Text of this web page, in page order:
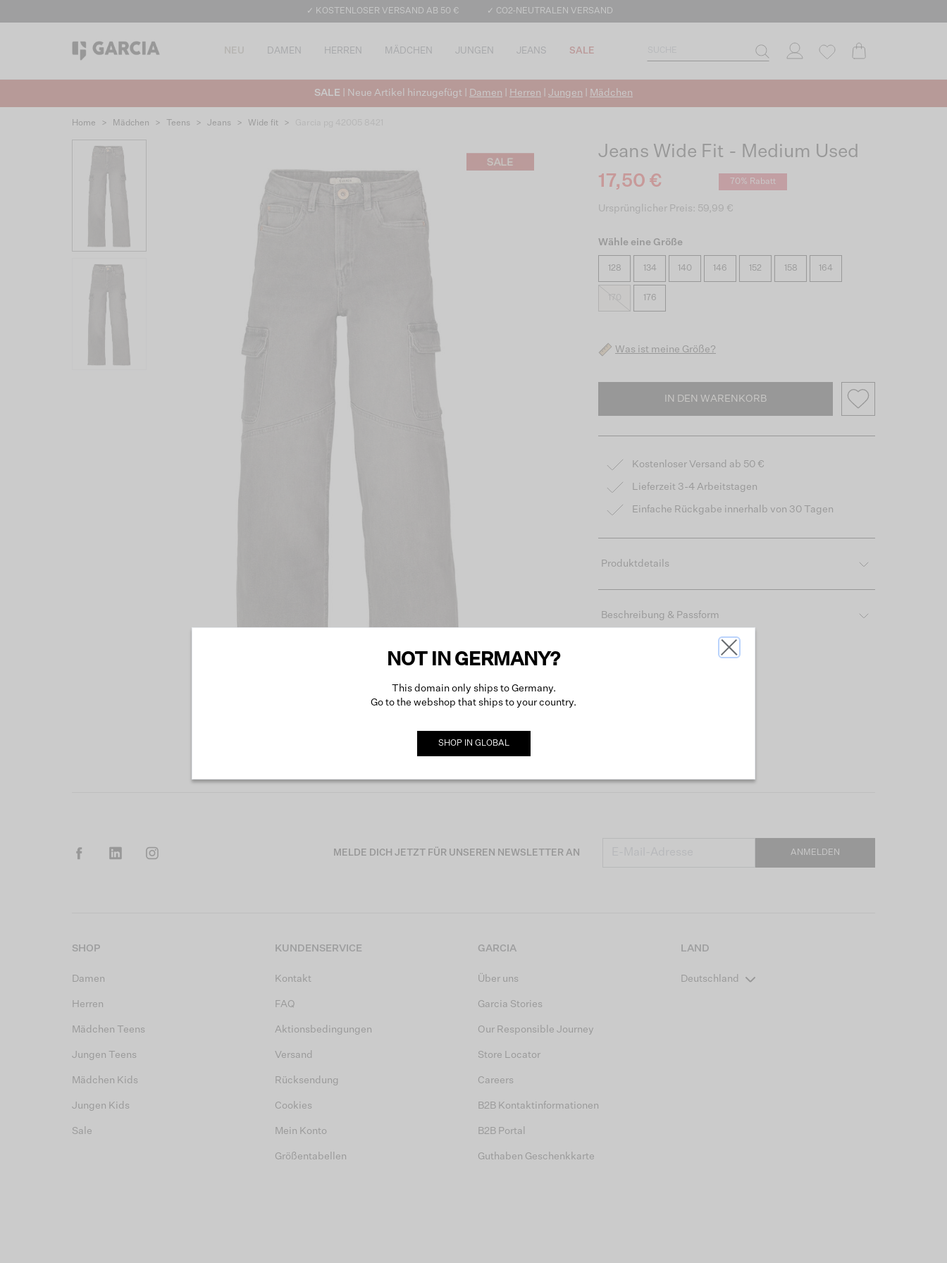
✓ KOSTENLOSER VERSAND AB 50 € ✓ CO2-NEUTRALEN VERSAND
NEU DAMEN HERREN MÄDCHEN JUNGEN JEANS SALE
SALE | Neue Artikel hinzugefügt | Damen Herren Jungen Mädchen
Home > Mädchen > Teens > Jeans > Wide fit >
Jeans Wide Fit - Medium Used
17,50 €
70% Rabatt
Ursprünglicher Preis: 59,99 €
Wähle eine Größe
128 134 140 146 152 158 164
176
Was ist meine Größe?
IN DEN WARENKORB
Kostenloser Versand ab 50 €
Lieferzeit 3-4 Arbeitstagen
Einfache Rückgabe innerhalb von 30 Tagen
Produktdetails
Beschreibung & Passform
MELDE DICH JETZT FÜR UNSEREN NEWSLETTER AN ANMELDEN
SHOP
Damen
Herren
Mädchen Teens
Jungen Teens
Mädchen Kids
Jungen Kids
Sale
KUNDENSERVICE
Kontakt
FAQ
Aktionsbedingungen
Versand
Rücksendung
Cookies
Mein Konto
Größentabellen
GARCIA
Über uns
Garcia Stories
Our Responsible Journey
Store Locator
Careers
B2B Kontaktinformationen
B2B Portal
Guthaben Geschenkkarte
LAND
Deutschland
NOT IN GERMANY?
This domain only ships to Germany.
Go to the webshop that ships to your country.
SHOP IN GLOBAL